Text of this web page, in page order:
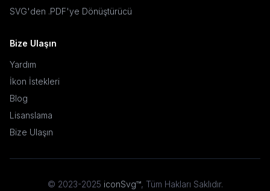
SVG'den .PDF'ye Dönüştürücü
Bize Ulaşın
Yardım
İkon İstekleri
Blog
Lisanslama
Bize Ulaşın
© 2023-2025 iconSvg™, Tüm Hakları Saklıdır.